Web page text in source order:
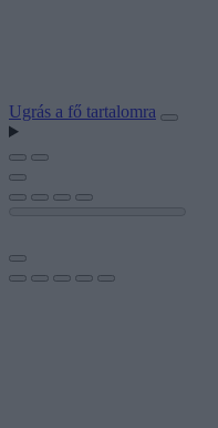
Ugrás a fő tartalomra